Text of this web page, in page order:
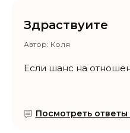
Здраствуите
Автор: Коля
Если шанс на
Посмотреть ответы